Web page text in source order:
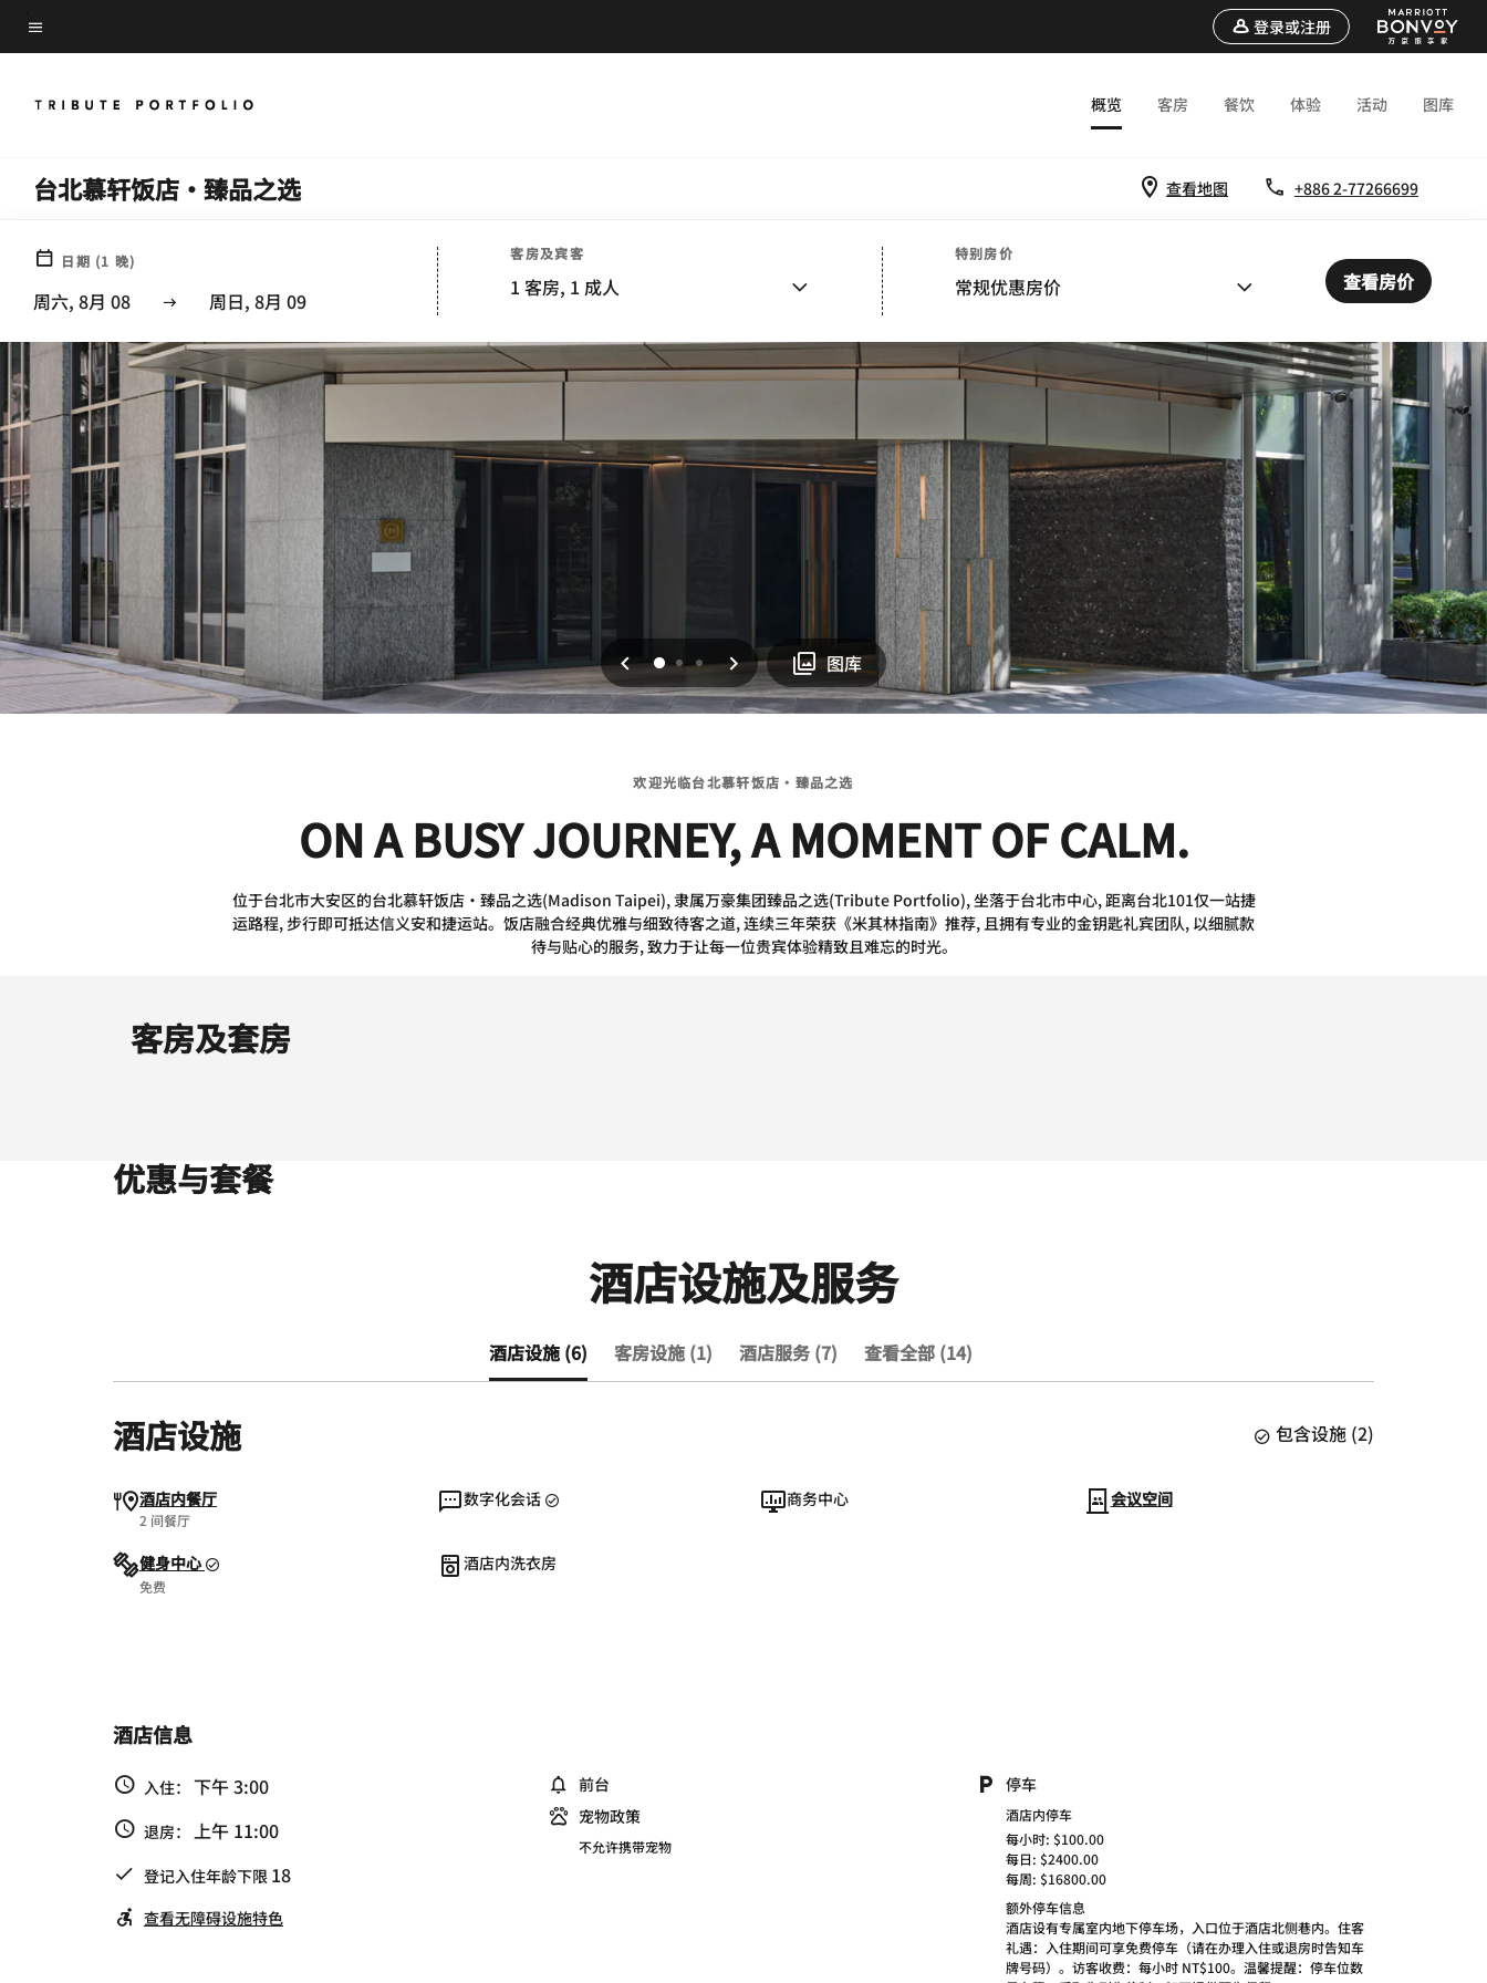
Skip
to
content
菜单文本
登录或注册
概览 客房 餐饮 体验 活动 图库
台北慕轩饭店·臻品之选 查看地图 +886 2-77266699
日期 (1 晚)
周六, 8月 08 周日, 8月 09
客房及宾客
1 客房, 1 成人
特别房价
常规优惠房价 查看房价
上一页
012 下一页 图库
欢迎光临台北慕轩饭店·臻品之选
ON A BUSY JOURNEY, A MOMENT OF CALM.
位于台北市大安区的台北慕轩饭店·臻品之选(Madison Taipei), 隶属万豪集团臻品之选(Tribute Portfolio), 坐落于台北市中心, 距离台北101仅一站捷
运路程, 步行即可抵达信义安和捷运站。饭店融合经典优雅与细致待客之道, 连续三年荣获《米其林指南》推荐, 且拥有专业的金钥匙礼宾团队, 以细腻款
待与贴心的服务, 致力于让每一位贵宾体验精致且难忘的时光。
客房及套房
优惠与套餐
酒店设施及服务
酒店设施 (6) 客房设施 (1) 酒店服务 (7) 查看全部 (14)
酒店设施 包含设施 (2)
酒店内餐厅
2 间餐厅
数字化会话 商务中心 会议空间
健身中心
免费
酒店内洗衣房
酒店信息
入住： 下午 3:00
退房： 上午 11:00
登记入住年龄下限 18
查看无障碍设施特色
前台
宠物政策
不允许携带宠物
停车
酒店内停车
每小时: $100.00
每日: $2400.00
每周: $16800.00
额外停车信息
酒店设有专属室内地下停车场，入口位于酒店北侧巷内。住客
礼遇：入住期间可享免费停车（请在办理入住或退房时告知车
牌号码）。访客收费：每小时 NT$100。温馨提醒：停车位数